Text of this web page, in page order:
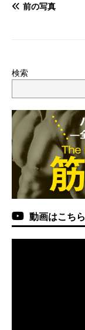
前の写真
検索
動画はこちら